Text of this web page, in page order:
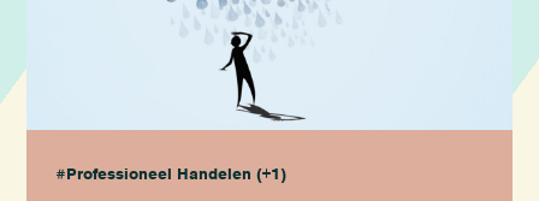
#Professioneel Handelen(+1)